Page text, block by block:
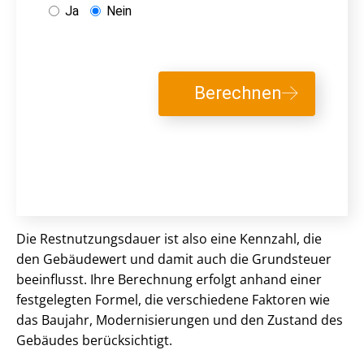
Ja
Nein
Berechnen
Die Rest­nut­zungs­dau­er ist also eine Kennzahl, die
den Gebäudewert und damit auch die Grundsteuer
beeinflusst. Ihre Berechnung erfolgt anhand einer
festgelegten Formel, die verschiedene Faktoren wie
das Baujahr, Mo­der­ni­sie­run­gen und den Zustand des
Gebäudes berücksichtigt.